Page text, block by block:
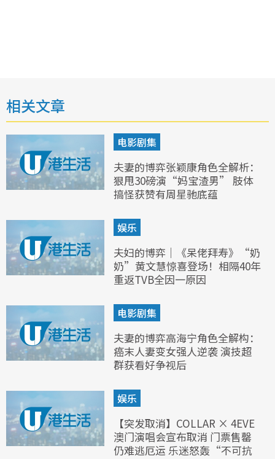
相关文章
电影剧集
夫妻的博弈张颖康角色全解析：
狠甩30磅演“妈宝渣男” 肢体
搞怪获赞有周星驰底蕴
娱乐
夫妇的博弈｜《呆佬拜寿》“奶
奶”黄文慧惊喜登场！相隔40年
重返TVB全因一原因
电影剧集
夫妻的博弈高海宁角色全解构：
癌末人妻变女强人逆袭 演技超
群获看好争视后
娱乐
【突发取消】COLLAR × 4EVE
澳门演唱会宣布取消 门票售罄
仍难逃厄运 乐迷怒轰“不可抗